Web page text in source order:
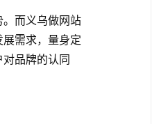
而义乌做网站
需求，量身定
品牌的认同